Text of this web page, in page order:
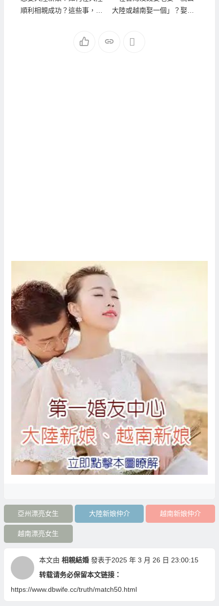
順利相親成功？這些事，必
大陸或越南娶一個」？娶大
亞州漂亮女生 大陸新娘仲介 越南新娘仲介
越南漂亮女生
本文由 相親結婚 發表于2025 年 3 月 26 日 23:00:15
转载请务必保留本文链接：
https://www.dbwife.cc/truth/match50.html